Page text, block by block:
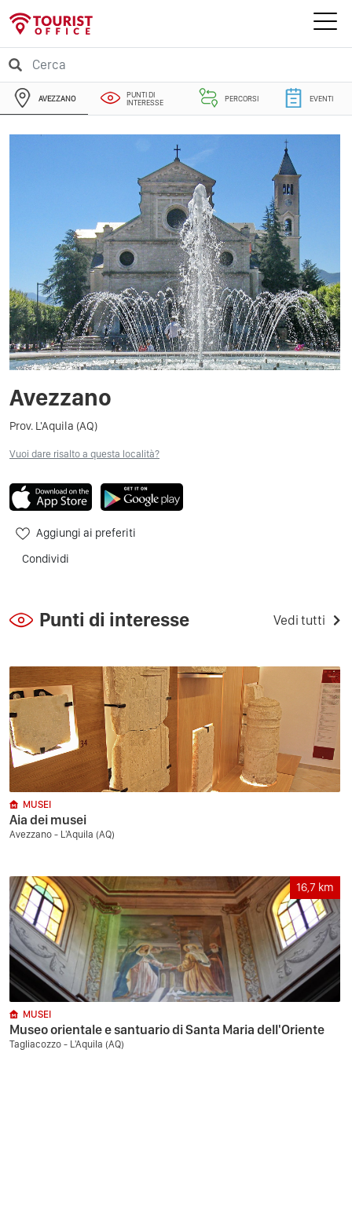
AVEZZANO
PUNTI DI
INTERESSE
PERCORSI EVENTI
Avezzano
Prov. L'Aquila (AQ)
Vuoi dare risalto a questa località?
Aggiungi ai preferiti
Condividi
Punti di interesse Vedi tutti
MUSEI
Aia dei musei
Avezzano - L'Aquila (AQ)
16,7 km
MUSEI
Museo orientale e santuario di Santa Maria dell'Oriente
Tagliacozzo - L'Aquila (AQ)